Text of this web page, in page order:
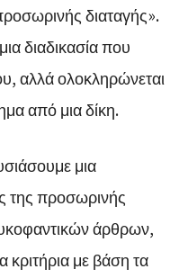
διαταγής».
διαδικασία που
αλλά ολοκληρώνεται
από μια δίκη.
μια
της προσωρινής
άρθρων,
κριτήρια με βάση τα